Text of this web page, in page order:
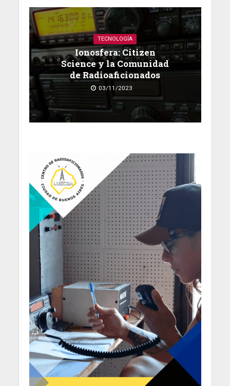
TECNOLOGÍA
Ionosfera: Citizen
Science y la Comunidad
de Radioaficionados
03/11/2023